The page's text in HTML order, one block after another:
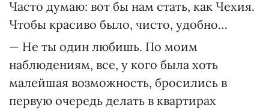
Часто думаю: вот бы нам стать, как Чехия.
Чтобы красиво было, чисто, удобно…
— Не ты один любишь. По моим
наблюдениям, все, у кого была хоть
малейшая возможность, бросились в
первую очередь делать в квартирах